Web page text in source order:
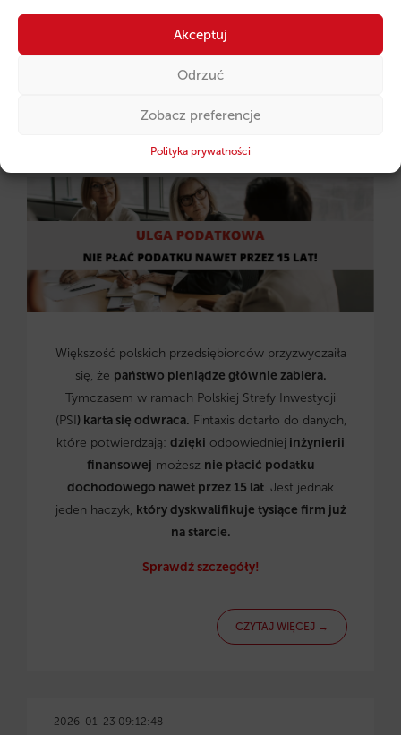
Akceptuj
Odrzuć
Zobacz preferencje
Polityka prywatności
Większość polskich przedsiębiorców przyzwyczaiła
się, że państwo pieniądze głównie zabiera.
Tymczasem w ramach Polskiej Strefy Inwestycji
(PSI) karta się odwraca. Fintaxis dotarło do danych,
które potwierdzają: dzięki odpowiedniej inżynierii
finansowej możesz nie płacić podatku
dochodowego nawet przez 15 lat. Jest jednak
jeden haczyk, który dyskwalifikuje tysiące firm już
na starcie.
Sprawdź szczegóły!
CZYTAJ WIĘCEJ →
2026-01-23 09:12:48